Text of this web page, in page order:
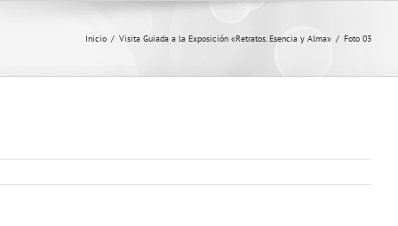
Inicio / Visita Guiada a la Exposición «Retratos. Esencia y Alma» / Foto 03